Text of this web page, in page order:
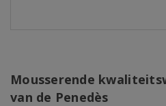
Mousserende
van de Penedès